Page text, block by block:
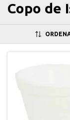
Copo de